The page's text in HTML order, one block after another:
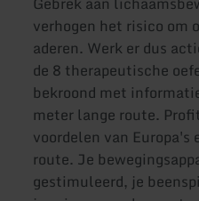
verhogen het risico om
aderen. Werk er dus
de 8 therapeutische
bekroond met
meter lange route.
voordelen van Europa's
route. Je
gestimuleerd, je